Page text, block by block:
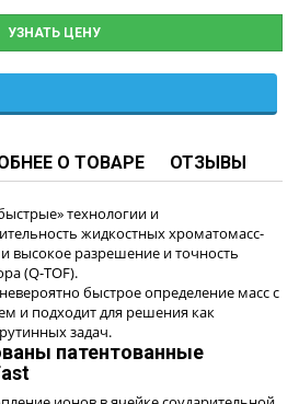
УЗНАТЬ ЦЕНУ
О ТОВАРЕ ОТЗЫВЫ
технологии и
жидкостных хроматомасс-
высокое разрешение и точность
(Q-TOF).
быстрое определение масс с
и подходит для решения как
задач.
патентованные